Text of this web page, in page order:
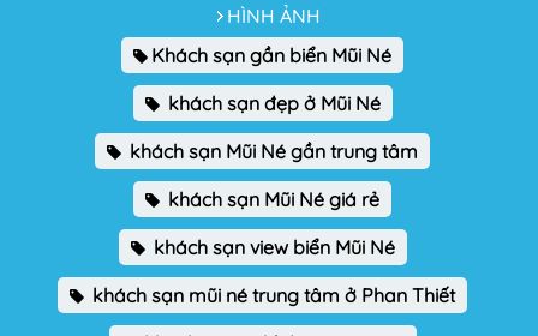
HÌNH ẢNH
Khách sạn gần biển Mũi Né
khách sạn đẹp ở Mũi Né
khách sạn Mũi Né gần trung tâm
khách sạn Mũi Né giá rẻ
khách sạn view biển Mũi Né
khách sạn mũi né trung tâm ở Phan Thiết